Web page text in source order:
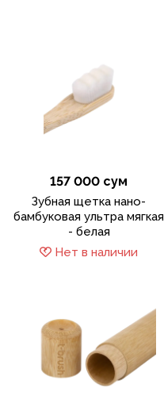
157 000 сум
Зубная щетка нано-
бамбуковая ультра мягкая
- белая
Нет в наличии